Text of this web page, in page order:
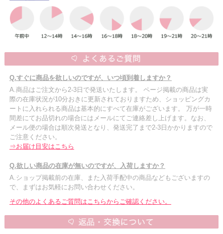
Q.すぐに商品を欲しいのですが、いつ頃到着しますか？
A.商品はご注文から2-3日で発送いたします。 ページ掲載の商品は実
際の在庫状況が10分おきに更新されておりますため、ショッピングカ
ートに入れられる商品は基本的にすべて在庫がございます。 万が一時
間差にてお品切れの場合にはメールにてご連絡差し上げます。なお、
メール便の場合は順次発送となり、発送完了まで2-3日かかりますので
ご注意ください。
⇒お届け目安はこちら
Q.欲しい商品の在庫が無いのですが、入荷しますか？
A.ショップ掲載前の在庫、また入荷手配中の商品などもございますの
で、まずはお気軽にお問い合わせください。
その他のよくあるご質問はこちらからご確認ください。